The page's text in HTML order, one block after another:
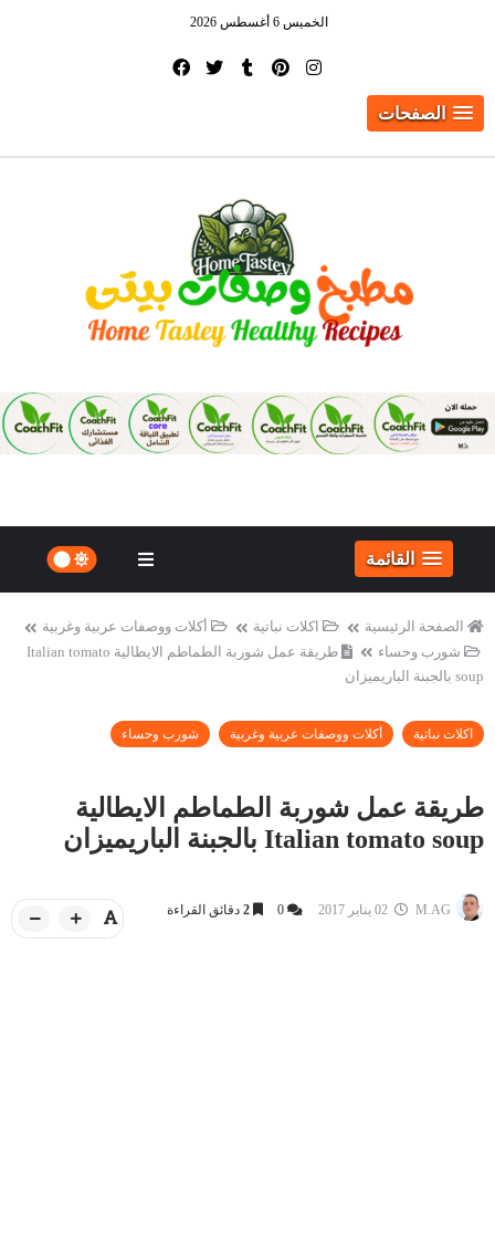
الخميس 6 أغسطس 2026
الصفحات
القائمة
الصفحة الرئيسية اكلات نباتية
أكلات ووصفات عربية وغربية
شورب وحساء
طريقة عمل شوربة الطماطم الايطالية Italian tomato
soup بالجبنة الباريميزان
اكلات نباتية أكلات ووصفات عربية وغربية شورب وحساء
طريقة عمل شوربة الطماطم الايطالية
Italian tomato soup بالجبنة الباريميزان
M.AG
0
2 دقائق القراءة